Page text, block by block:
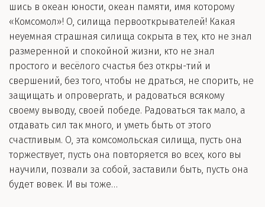
шись в океан юности, океан памяти, имя которому
«Комсомол»! О, силища первооткрывателей! Какая
неуемная страшная силища сокрыта в тех, кто не знал
размеренной и спокойной жизни, кто не знал
простого и весёлого счастья без откры-тий и
свершений, без того, чтобы не драться, не спорить, не
защищать и опровергать, и радоваться всякому
своему выводу, своей победе. Радоваться так мало, а
отдавать сил так много, и уметь быть от этого
счастливым. О, эта комсомольская силища, пусть она
торжествует, пусть она повторяется во всех, кого вы
научили, позвали за собой, заставили быть, пусть она
будет вовек. И вы тоже…